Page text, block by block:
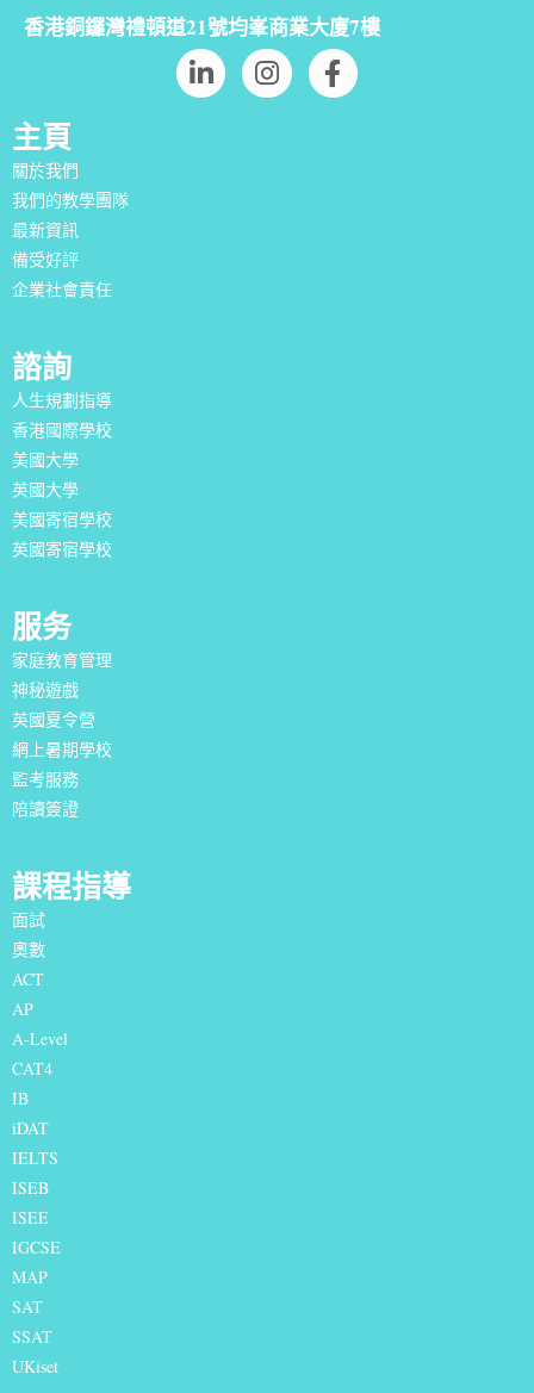
香港銅鑼灣禮頓道21號均峯商業大廈7樓
主頁
關於我們
我們的教學團隊
最新資訊
備受好評
企業社會責任
諮詢
人生規劃指導
香港國際學校
美國大學
英國大學
美國寄宿學校
英國寄宿學校
服务
家庭教育管理
神秘遊戲
英國夏令營
網上暑期學校
監考服務
陪讀簽證
課程指導
面試
奧數
ACT
AP
A-Level
CAT4
IB
iDAT
IELTS
ISEB
ISEE
IGCSE
MAP
SAT
SSAT
UKiset